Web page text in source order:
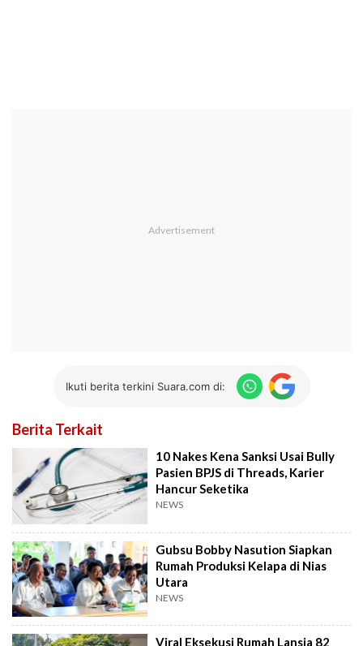
Ikuti berita terkini Suara.com di:
Berita Terkait
10 Nakes Kena Sanksi Usai Bully
Pasien BPJS di Threads, Karier
Hancur Seketika
NEWS
Gubsu Bobby Nasution Siapkan
Rumah Produksi Kelapa di Nias
Utara
NEWS
Viral Eksekusi Rumah Lansia 82